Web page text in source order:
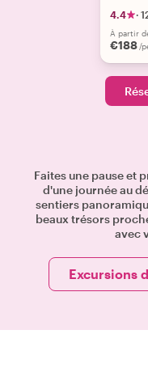
4.4 ·
À partir
€188 /
Faites une pause et
d'une journée au
sentiers
beaux trésors
avec
Excursions